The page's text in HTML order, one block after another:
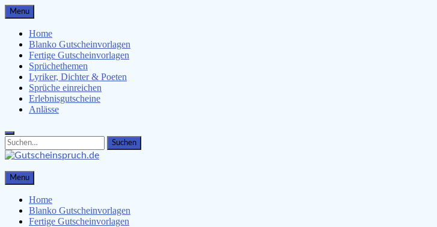
Skip
to
content
Menu
Home
Blanko Gutscheinvorlagen
Fertige Gutscheinvorlagen
Sprüchethemen
Lyriker, Dichter & Poeten
Sprüche einreichen
Erlebnisgutscheine
Anlässe
Search
for:
Search
Gutscheinspruch.de
Gutscheinsprüche & Gutscheinvorlagen finden
Menu
Home
Blanko Gutscheinvorlagen
Fertige Gutscheinvorlagen